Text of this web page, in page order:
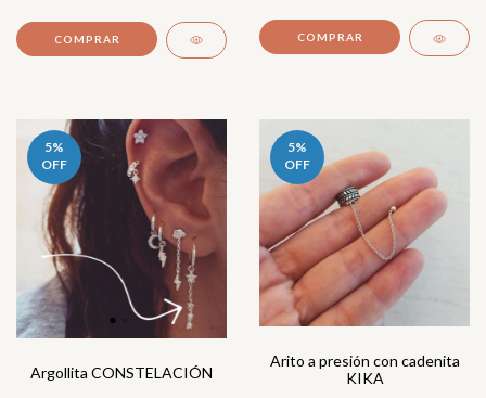
5%
OFF
Argollita CONSTELACIÓN
5%
OFF
Arito a presión con cadenita
KIKA